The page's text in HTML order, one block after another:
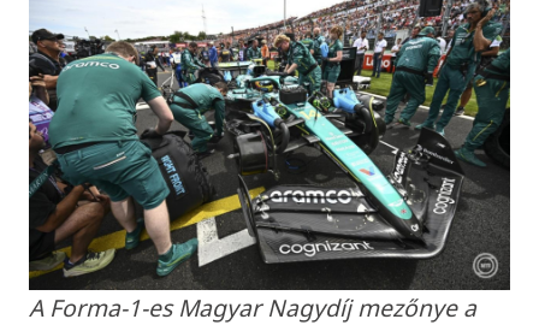
A Forma-1-es Magyar Nagydíj mezőnye a